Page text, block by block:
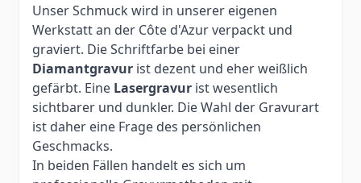
Unser Schmuck wird in unserer eigenen
Werkstatt an der Côte d'Azur verpackt und
graviert. Die Schriftfarbe bei einer
Diamantgravur ist dezent und eher weißlich
gefärbt. Eine Lasergravur ist wesentlich
sichtbarer und dunkler. Die Wahl der Gravurart
ist daher eine Frage des persönlichen
Geschmacks.
In beiden Fällen handelt es sich um